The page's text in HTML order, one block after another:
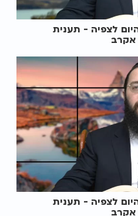
לצפיה - תענית
אקרב
לצפיה - תענית
אקרב